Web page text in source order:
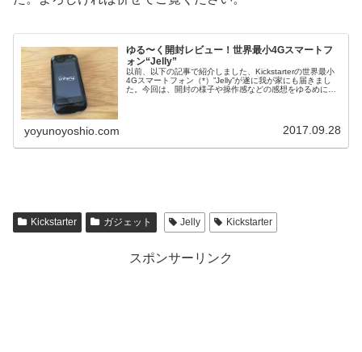
ゆる〜く開封レビュー！世界最小4Gスマートフ
ォン“Jelly”
以前、以下の記事で紹介しました、Kickstarterの世界最小
4Gスマートフォン（*）”Jelly”が遂に我が家にも届きまし
た。今回は、開封の様子や操作感などの感想をゆるめにま
yoyunoyoshio.com 2017.09.28
Kickstarter ガジェット Jelly Kickstarter
スポンサーリンク